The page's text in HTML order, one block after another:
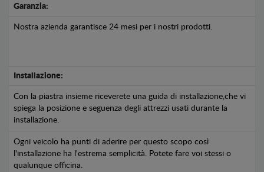
Garanzia:
Nostra azienda garantisce 24 mesi per i nostri prodotti.
Installazione:
Con la piastra insieme riceverete una guida di installazione,che vi
spiega la posizione e seguenza degli attrezzi usati durante la
installazione.
Ogni veicolo ha punti di aderire per questo scopo così
l'installazione ha l'estrema semplicità. Potete fare voi stessi o
qualunque officina.